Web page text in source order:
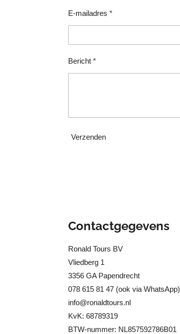
E-mailadres *
Bericht *
Verzenden
Contactgegevens
Ronald Tours BV
Vliedberg 1
3356 GA Papendrecht
078 615 81 47 (ook via WhatsApp)
info@ronaldtours.nl
KvK: 68789319
BTW-nummer: NL857592786B01